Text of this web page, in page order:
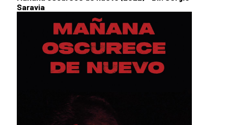
Saravia